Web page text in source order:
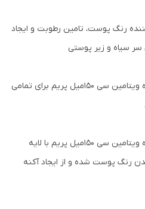
رنگ پوست، تامین رطوبت و ایجاد
سیاه و زیر پوستی
ژل لایه بردار فوری و روشن کننده ویتامین سی 150میل پریم برای تمامی
ژل لایه بردار فوری و روشن کننده ویتامین سی 150میل پریم با لایه
رنگ پوست شده و از ایجاد آکنه